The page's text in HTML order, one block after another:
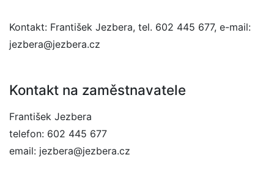
Kontakt: František Jezbera, tel. 602 445 677, e-mail:
jezbera@jezbera.cz
Kontakt na zaměstnavatele
František Jezbera
telefon: 602 445 677
email: jezbera@jezbera.cz